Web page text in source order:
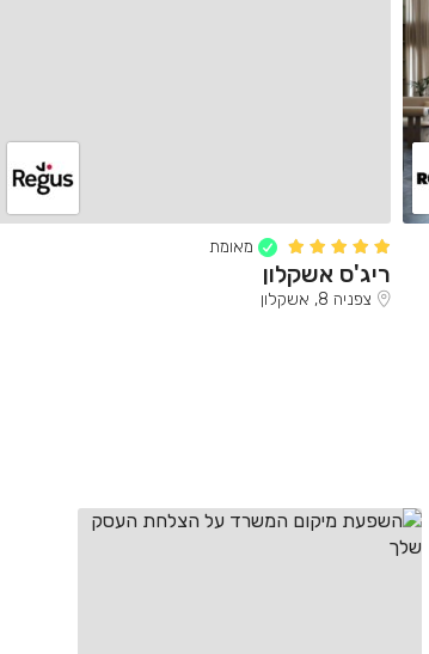
מאומת
ריג'ס אשקלון
צפניה 8, אשקלון